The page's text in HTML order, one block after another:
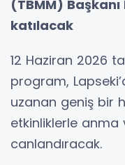
(TBMM)
katılacak
12 Haziran 2026
program,
uzanan geniş bir
etkinliklerle
canlandıracak.